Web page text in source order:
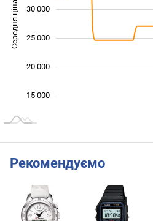
Середня ціна
15 000
20 000
25 000
30 000
Рекомендуємо